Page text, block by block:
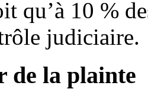
qu’à 10 %
judiciaire.
de la plainte